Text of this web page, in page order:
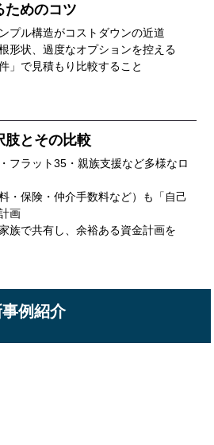
ためのコツ
プル構造がコストダウンの近道
形状、過度なオプションを控える
」で見積もり比較すること
肢とその比較
フラット35・親族支援など多様なロ
・保険・仲介手数料など）も「自己
画
族で共有し、余裕ある資金計画を
例紹介